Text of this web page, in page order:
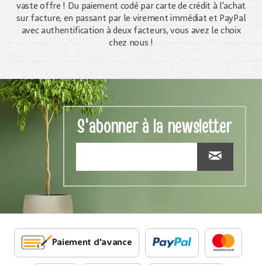
vaste offre ! Du paiement codé par carte de crédit à l'achat
sur facture, en passant par le virement immédiat et PayPal
avec authentification à deux facteurs, vous avez le choix
chez nous !
S'abonner à la newsletter
Paiement d'avance